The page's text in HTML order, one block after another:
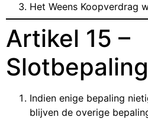
Het Weens Koopverdrag
Artikel 15 –
Indien enige bepaling
blijven de overige